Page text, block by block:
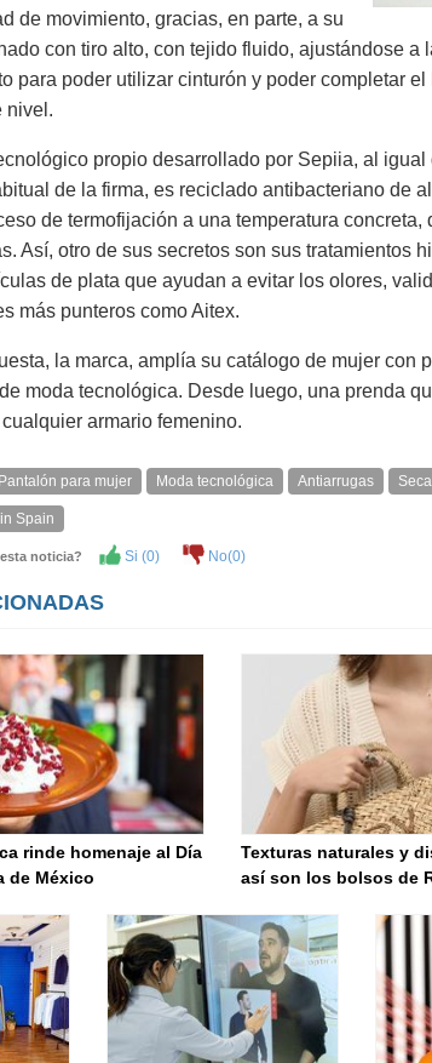
de movimiento, gracias, en parte, a su
con tiro alto, con tejido fluido, ajustándose a
para poder utilizar cinturón y poder completar
nivel.
propio desarrollado por Sepiia, al igual
de la firma, es reciclado antibacteriano de
de termofijación a una temperatura concreta,
Así, otro de sus secretos son sus tratamientos
de plata que ayudan a evitar los olores,
más punteros como Aitex.
la marca, amplía su catálogo de mujer con
moda tecnológica. Desde luego, una prenda
armario femenino.
Pantalón para mujer Moda tecnológica Antiarrugas
Spain
esta noticia? Si (0) No(0)
rinde homenaje al Día
de México
Texturas naturales y
así son los bolsos de